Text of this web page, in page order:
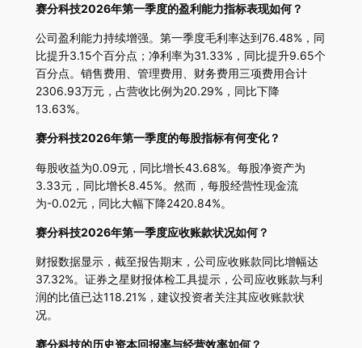
赛分科技2026年第一季度的盈利能力指标表现如何？
公司盈利能力持续增强。第一季度毛利率达到76.48%，同
比提升3.15个百分点；净利率为31.33%，同比提升9.65个
百分点。销售费用、管理费用、财务费用三项费用合计
2306.93万元，占营收比例为20.29%，同比下降
13.63%。
赛分科技2026年第一季度的每股指标有何变化？
每股收益为0.09元，同比增长43.68%。每股净资产为
3.33元，同比增长8.45%。然而，每股经营性现金流
为-0.02元，同比大幅下降2420.84%。
赛分科技2026年第一季度应收账款状况如何？
财报数据显示，截至报告期末，公司应收账款同比增幅达
37.32%。证券之星财报体检工具提示，公司应收账款与利
润的比值已达118.21%，建议投资者关注其应收账款状
况。
赛分科技的历史资本回报率与经营效率如何？